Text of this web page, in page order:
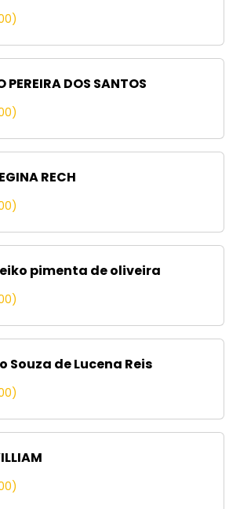
PEREIRA DOS SANTOS
RECH
pimenta de oliveira
Souza de Lucena Reis